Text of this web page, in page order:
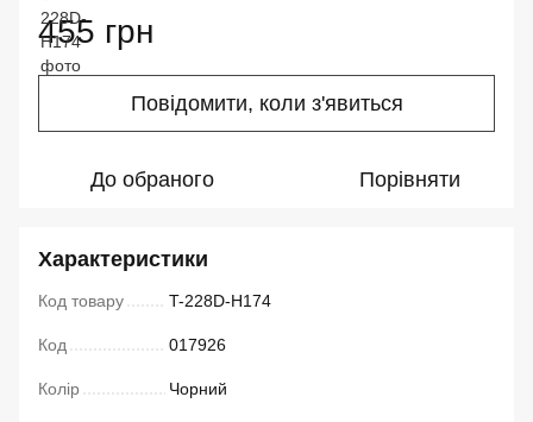
455 грн
Повідомити, коли з'явиться
До обраного Порівняти
Характеристики
Код товару T-228D-H174
Код 017926
Колір Чорний